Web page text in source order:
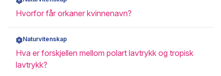
Hvorfor får orkaner kvinnenavn?
Naturvitenskap
Hva er forskjellen mellom polart lavtrykk og tropisk
lavtrykk?